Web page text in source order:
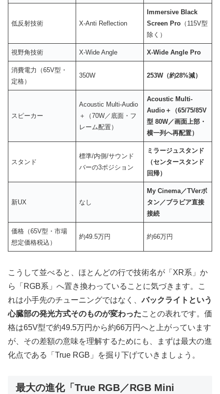
低反射技術 X-Anti Reflection
Immersive Black
Screen Pro （115V型
除く）
視野角技術 X-Wide Angle X-Wide Angle Pro
消費電力（65V型・
定格）
350W 253W（約28%減）
スピーカー
Acoustic Multi-Audio
＋（70W／底面・フ
レーム配置）
Acoustic Multi-
Audio＋（65/75/85V
型 80W／画面上部・
横一列へ再配置）
スタンド
標準/内側/サウンド
バーの3ポジション
ミラージュスタンド
（センタースタンド
回帰）
新UX なし
My Cinema／TVerボ
タン／ブラビア直接
接続
価格（65V型・市場
想定価格税込）
約49.5万円 約66万円
こうして並べると、ほとんどの行で技術名が「XR系」か
ら「RGB系」へ置き換わっていることに気づきます。こ
れは小手先のチューニングではなく、バックライトという
心臓部の発光方式そのものが変わったことの表れです。価
格は65V型で約49.5万円から約66万円へと上がっています
が、その差額の意味を理解するためにも、まずは最大の進
化点である「True RGB」を掘り下げていきましょう。
最大の進化「True RGB／RGB Mini